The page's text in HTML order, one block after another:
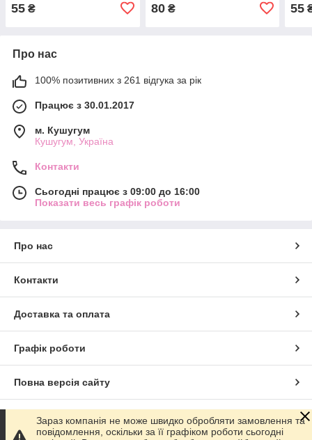
55 ₴ 80₴ 55
Про нас
100% позитивних з 261 відгука за рік
Працює з 30.01.2017
м. Кушугум
Кушугум, Україна
Контакти
Сьогодні працює з 09:00 до 16:00
Показати весь графік роботи
Про нас
Контакти
Доставка та оплата
Графік роботи
Повна версія сайту
Сайт створено на маркетплейсі Prom.ua
Зараз компанія не може швидко обробляти замовлення та
повідомлення, оскільки за її графіком роботи сьогодні